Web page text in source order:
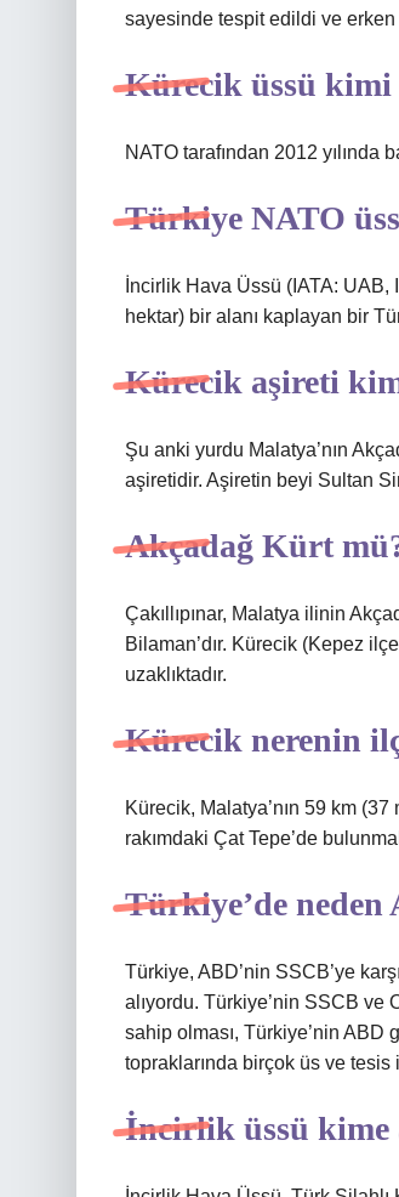
sayesinde tespit edildi ve
Kürecik üssü
NATO tarafından 2012 yılında
Türkiye NATO
İncirlik Hava Üssü (IATA:
hektar) bir alanı kaplayan bir
Kürecik aşireti
Şu anki yurdu Malatya’nın
aşiretidir. Aşiretin beyi Sultan
Akçadağ Kürt
Çakıllıpınar, Malatya ilinin
Bilaman’dır. Kürecik (Kepez
uzaklıktadır.
Kürecik nerenin
Kürecik, Malatya’nın 59 km
rakımdaki Çat Tepe’de
Türkiye’de neden
Türkiye, ABD’nin SSCB’ye
alıyordu. Türkiye’nin SSCB ve
sahip olması, Türkiye’nin ABD
topraklarında birçok üs ve tesis
İncirlik üssü kime